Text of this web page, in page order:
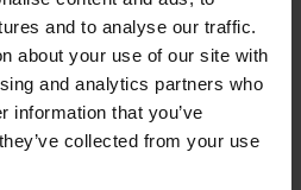
and to analyse our traffic.
about your use of our site with
and analytics partners who
information that you’ve
collected from your use
i bezpieczeństwo